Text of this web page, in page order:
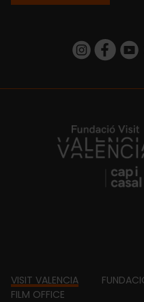
https://https://
https://
Footer
VISIT VALENCIA
FILM OFFICE